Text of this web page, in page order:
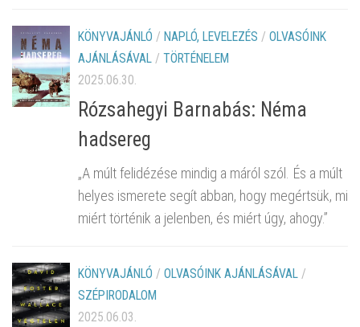
KÖNYVAJÁNLÓ / NAPLÓ, LEVELEZÉS / OLVASÓINK
AJÁNLÁSÁVAL / TÖRTÉNELEM
2025.06.30.
Rózsahegyi Barnabás: Néma
hadsereg
„A múlt felidézése mindig a máról szól. És a múlt
helyes ismerete segít abban, hogy megértsük, mi
miért történik a jelenben, és miért úgy, ahogy.”
KÖNYVAJÁNLÓ / OLVASÓINK AJÁNLÁSÁVAL /
SZÉPIRODALOM
2025.06.03.